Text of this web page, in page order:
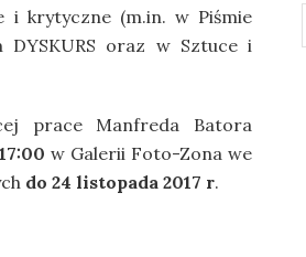
i krytyczne (m.in. w Piśmie
DYSKURS oraz w Sztuce i
prace Manfreda Batora
w Galerii Foto-Zona we
do 24 listopada 2017 r.